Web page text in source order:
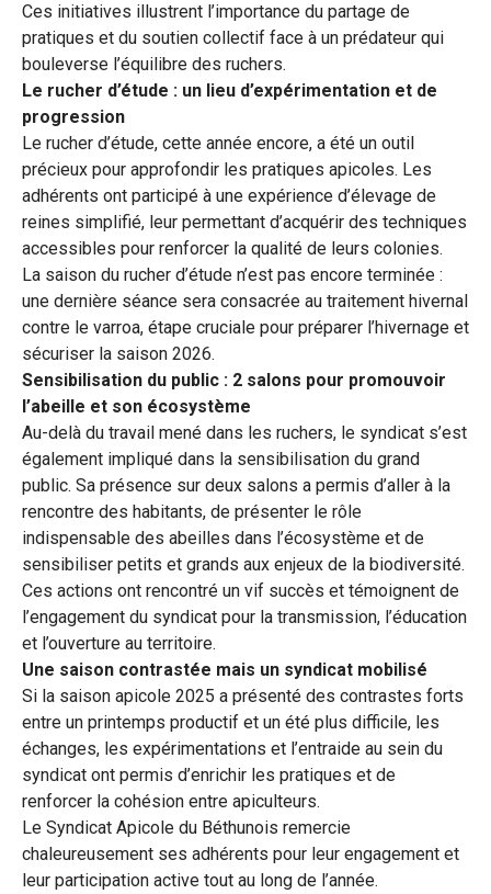
Ces initiatives illustrent l’importance du partage de
pratiques et du soutien collectif face à un prédateur qui
bouleverse l’équilibre des ruchers.
Le rucher d’étude : un lieu d’expérimentation et de
progression
Le rucher d’étude, cette année encore, a été un outil
précieux pour approfondir les pratiques apicoles. Les
adhérents ont participé à une expérience d’élevage de
reines simplifié, leur permettant d’acquérir des techniques
accessibles pour renforcer la qualité de leurs colonies.
La saison du rucher d’étude n’est pas encore terminée :
une dernière séance sera consacrée au traitement hivernal
contre le varroa, étape cruciale pour préparer l’hivernage et
sécuriser la saison 2026.
Sensibilisation du public : 2 salons pour promouvoir
l’abeille et son écosystème
Au-delà du travail mené dans les ruchers, le syndicat s’est
également impliqué dans la sensibilisation du grand
public. Sa présence sur deux salons a permis d’aller à la
rencontre des habitants, de présenter le rôle
indispensable des abeilles dans l’écosystème et de
sensibiliser petits et grands aux enjeux de la biodiversité.
Ces actions ont rencontré un vif succès et témoignent de
l’engagement du syndicat pour la transmission, l’éducation
et l’ouverture au territoire.
Une saison contrastée mais un syndicat mobilisé
Si la saison apicole 2025 a présenté des contrastes forts
entre un printemps productif et un été plus difficile, les
échanges, les expérimentations et l’entraide au sein du
syndicat ont permis d’enrichir les pratiques et de
renforcer la cohésion entre apiculteurs.
Le Syndicat Apicole du Béthunois remercie
chaleureusement ses adhérents pour leur engagement et
leur participation active tout au long de l’année.